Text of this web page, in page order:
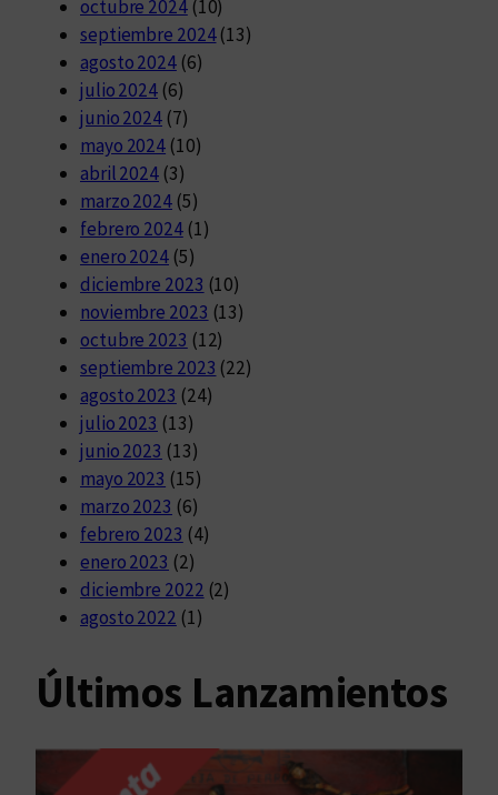
octubre 2024(10)
septiembre 2024(13)
agosto 2024(6)
julio 2024 (6)
junio 2024 (7)
mayo 2024 (10)
abril 2024 (3)
marzo 2024 (5)
febrero 2024(1)
enero 2024 (5)
diciembre 2023 (10)
noviembre 2023 (13)
octubre 2023 (12)
septiembre 2023 (22)
agosto 2023 (24)
julio 2023 (13)
junio 2023 (13)
mayo 2023 (15)
marzo 2023 (6)
febrero 2023 (4)
enero 2023 (2)
diciembre 2022 (2)
agosto 2022 (1)
Últimos Lanzamientos